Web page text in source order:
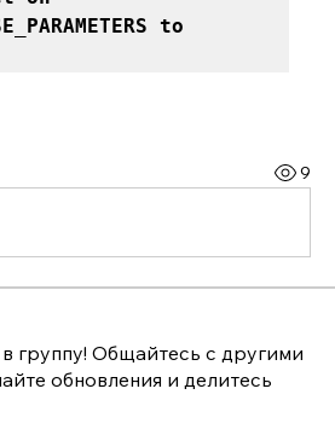
to
9
группу! Общайтесь с другими
обновления и делитесь